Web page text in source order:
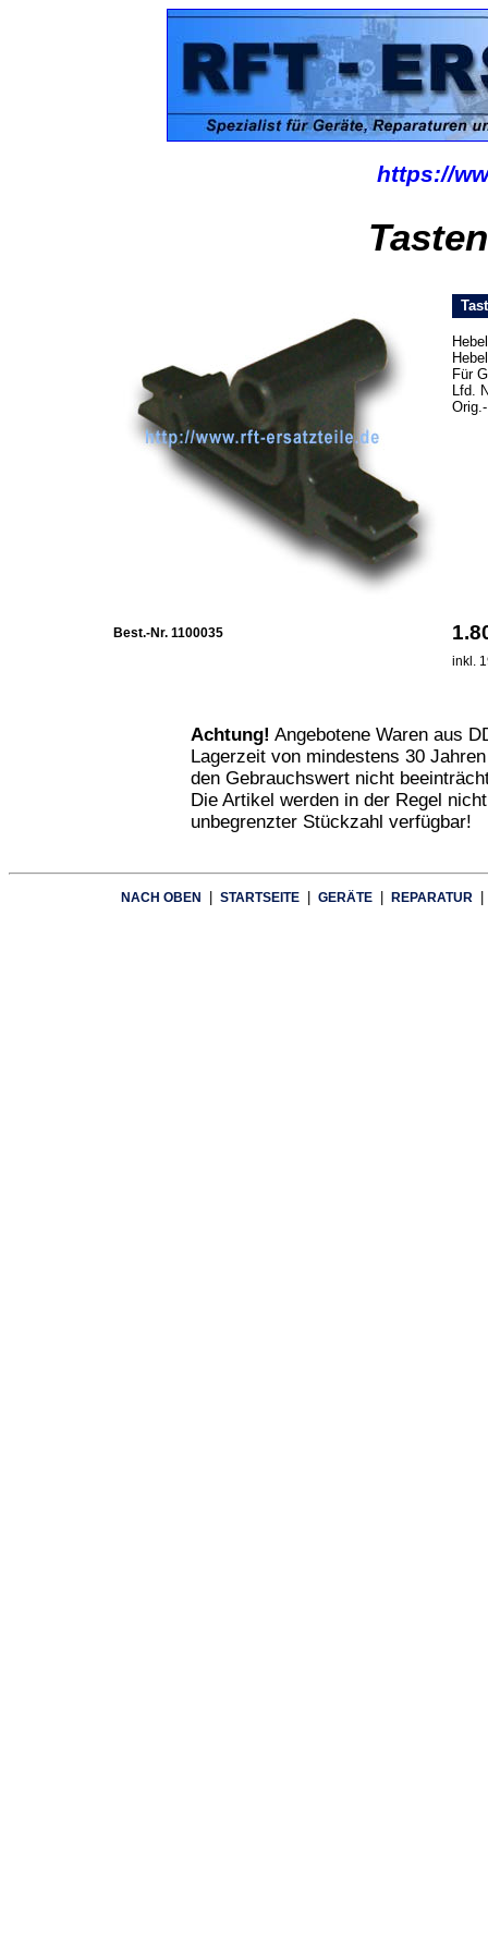
https://
Für
Lfd.
Best.-Nr. 1100035
inkl.
Achtung! Angebotene Waren aus
Lagerzeit von mindestens 30
den Gebrauchswert nicht
Die Artikel werden in der Regel
unbegrenzter Stückzahl verfügbar!
NACH OBEN STARTSEITE GERÄTE REPARATUR